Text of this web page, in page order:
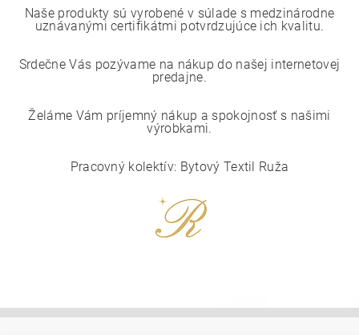
Naše produkty sú vyrobené v súlade s medzinárodne
uznávanými certifikátmi potvrdzujúce ich kvalitu.
Srdečne Vás pozývame na nákup do našej internetovej
predajne.
Želáme Vám príjemný nákup a spokojnosť s našimi
výrobkami.
Pracovný kolektív: Bytový Textil Ruža